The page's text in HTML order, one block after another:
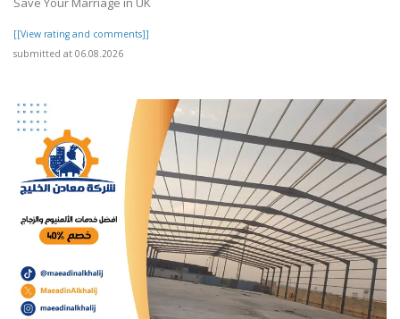
[[View rating and comments]]
submitted at 06.08.2026